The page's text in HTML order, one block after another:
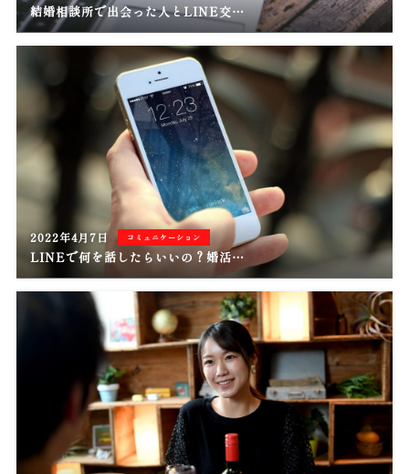
結婚相談所で出会った人とLINE交…
2022年4月7日 コミュニケーション
LINEで何を話したらいいの？婚活…